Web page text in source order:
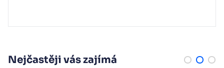
Nejčastěji vás zajímá